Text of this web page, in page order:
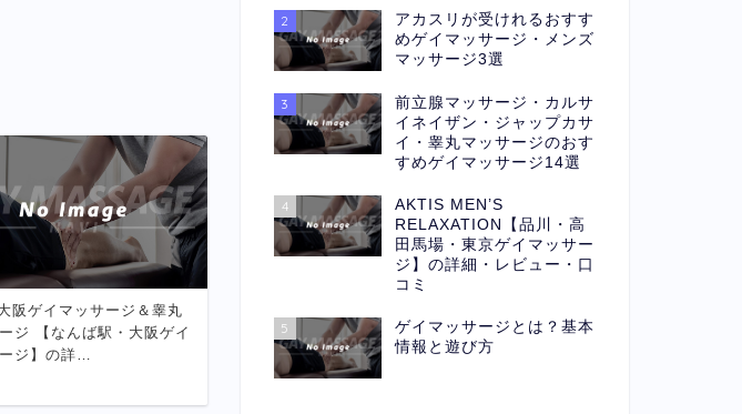
阪ゲイマッサージ＆睾丸
ジ 【なんば駅・大阪ゲイ
ジ】の詳…
2
アカスリが受けれるおすす
めゲイマッサージ・メンズ
マッサージ3選
3
前立腺マッサージ・カルサ
イネイザン・ジャップカサ
イ・睾丸マッサージのおす
すめゲイマッサージ14選
4
AKTIS MEN’S
RELAXATION【品川・高
田馬場・東京ゲイマッサー
ジ】の詳細・レビュー・口
コミ
5
ゲイマッサージとは？基本
情報と遊び方